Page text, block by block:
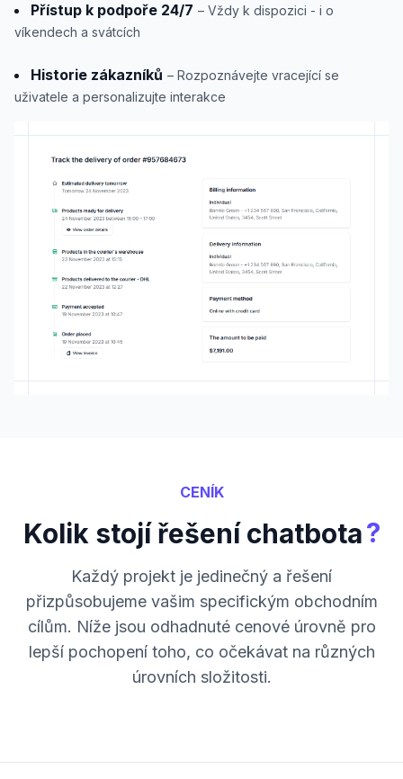
Přístup k podpoře 24/7 – Vždy k dispozici - i o
víkendech a svátcích
Historie zákazníků – Rozpoznávejte vracející se
uživatele a personalizujte interakce
CENÍK
Kolik stojí řešení chatbota?
Každý projekt je jedinečný a řešení
přizpůsobujeme vašim specifickým obchodním
cílům. Níže jsou odhadnuté cenové úrovně pro
lepší pochopení toho, co očekávat na různých
úrovních složitosti.